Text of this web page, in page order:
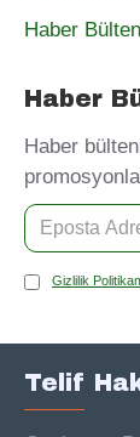
Haber
Haber
Haber
Gizlilik
Telif